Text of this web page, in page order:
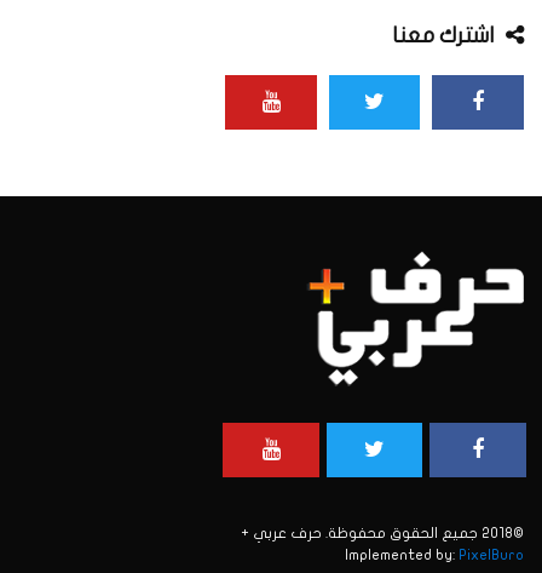
اشترك معنا
©2018 جميع الحقوق محفوظة. حرف عربي +
Implemented by: PixelBuro